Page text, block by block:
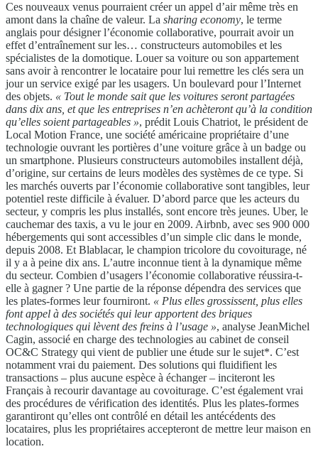
Ces nouveaux venus pourraient créer un appel d’air même très en
amont dans la chaîne de valeur. La sharing economy, le terme
anglais pour désigner l’économie collaborative, pourrait avoir un
effet d’entraînement sur les… constructeurs automobiles et les
spécialistes de la domotique. Louer sa voiture ou son appartement
sans avoir à rencontrer le locataire pour lui remettre les clés sera un
jour un service exigé par les usagers. Un boulevard pour l’Internet
des objets. « Tout le monde sait que les voitures seront partagées
dans dix ans, et que les entreprises n’en achèteront qu’à la condition
qu’elles soient partageables », prédit Louis Chatriot, le président de
Local Motion France, une société américaine propriétaire d’une
technologie ouvrant les portières d’une voiture grâce à un badge ou
un smartphone. Plusieurs constructeurs automobiles installent déjà,
d’origine, sur certains de leurs modèles des systèmes de ce type. Si
les marchés ouverts par l’économie collaborative sont tangibles, leur
potentiel reste difficile à évaluer. D’abord parce que les acteurs du
secteur, y compris les plus installés, sont encore très jeunes. Uber, le
cauchemar des taxis, a vu le jour en 2009. Airbnb, avec ses 900 000
hébergements qui sont accessibles d’un simple clic dans le monde,
depuis 2008. Et Blablacar, le champion tricolore du covoiturage, né
il y a à peine dix ans. L’autre inconnue tient à la dynamique même
du secteur. Combien d’usagers l’économie collaborative réussira-t-
elle à gagner ? Une partie de la réponse dépendra des services que
les plates-formes leur fourniront. « Plus elles grossissent, plus elles
font appel à des sociétés qui leur apportent des briques
technologiques qui lèvent des freins à l’usage », analyse JeanMichel
Cagin, associé en charge des technologies au cabinet de conseil
OC&C Strategy qui vient de publier une étude sur le sujet*. C’est
notamment vrai du paiement. Des solutions qui fluidifient les
transactions – plus aucune espèce à échanger – inciteront les
Français à recourir davantage au covoiturage. C’est également vrai
des procédures de vérification des identités. Plus les plates-formes
garantiront qu’elles ont contrôlé en détail les antécédents des
locataires, plus les propriétaires accepteront de mettre leur maison en
location.